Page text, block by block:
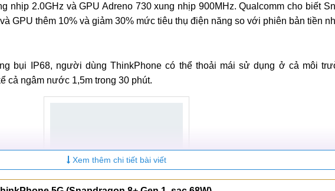
nhịp 2.0GHz và GPU Adreno 730 xung nhịp 900MHz. Qualcomm cho biết
GPU thêm 10% và giảm 30% mức tiêu thụ điện năng so với phiên bản tiền
bụi IP68, người dùng ThinkPhone có thể thoải mái sử dụng ở cả môi
cả ngâm nước 1,5m trong 30 phút.
Xem thêm chi tiết bài viết